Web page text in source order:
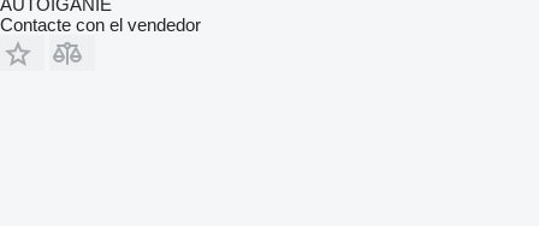
Contacte con el vendedor